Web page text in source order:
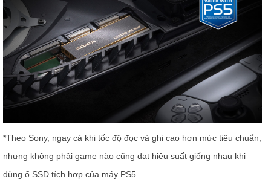
*Theo Sony, ngay cả khi tốc độ đọc và ghi cao hơn mức tiêu chuẩn,
nhưng không phải game nào cũng đạt hiệu suất giống nhau khi
dùng ổ SSD tích hợp của máy PS5.